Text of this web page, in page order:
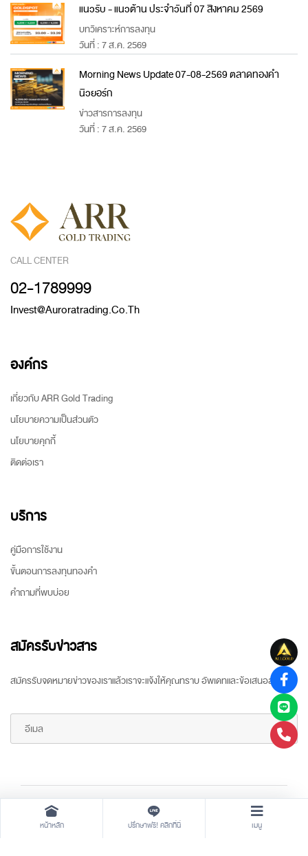
แนวรับ - แนวต้าน ประจำวันที่ 07 สิงหาคม 2569
บทวิเคราะห์การลงทุน
วันที่ : 7 ส.ค. 2569
Morning News Update 07-08-2569 ตลาดทองคำ
นิวยอร์ก
ข่าวสารการลงทุน
วันที่ : 7 ส.ค. 2569
CALL CENTER
02-1789999
Invest@auroratrading.co.th
องค์กร
เกี่ยวกับ ARR Gold Trading
นโยบายความเป็นส่วนตัว
นโยบายคุกกี้
ติดต่อเรา
บริการ
คู่มือการใช้งาน
ขั้นตอนการลงทุนทองคำ
คำถามที่พบบ่อย
สมัครรับข่าวสาร
สมัครรับจดหมายข่าวของเราแล้วเราจะแจ้งให้คุณทราบ อัพเดทและข้อเสนอล่าสุด
Copyright © 2026 All rights reserved ARR Gold Trading
หน้าหลัก ปรึกษาฟรี! คลิกที่นี่ เมนู